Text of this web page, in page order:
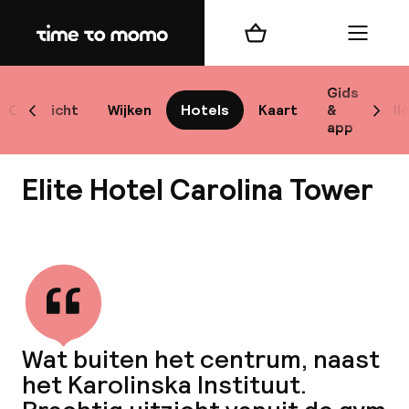
Home
Overzicht Wijken Hotels Kaart
Gids
&
app
Scroll naar links
Winkelmand Menu
Elite Hotel Carolina Tower
Wat buiten het centrum, naast
het Karolinska Instituut.